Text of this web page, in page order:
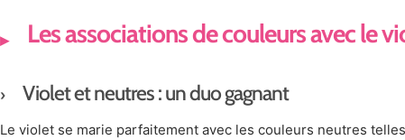
Les associations de couleurs avec le
Violet et neutres : un duo gagnant
Le violet se marie parfaitement avec les couleurs neutres